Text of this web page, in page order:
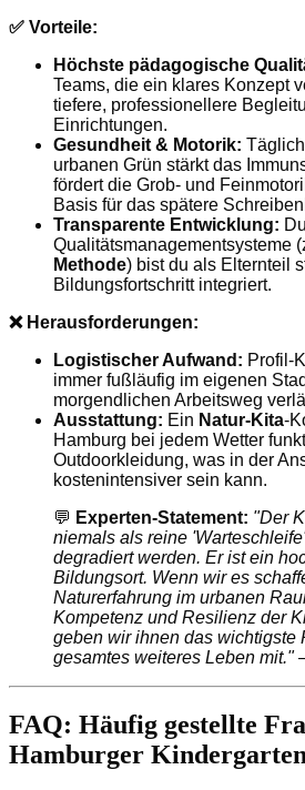
✅ Vorteile:
Höchste pädagogische
Teams, die ein klares Konzept
tiefere, professionellere
Einrichtungen.
Gesundheit & Motorik:
urbanen Grün stärkt das
fördert die Grob- und
Basis für das spätere
Transparente Entwicklung:
Qualitätsmanagementsysteme
Methode) bist du als Elternteil
Bildungsfortschritt integriert.
❌ Herausforderungen:
Logistischer Aufwand: Profil-
immer fußläufig im eigenen
morgendlichen Arbeitsweg
Ausstattung: Ein Natur-Kita-
Hamburg bei jedem Wetter
Outdoorkleidung, was in der
kostenintensiver sein kann.
💬 Experten-Statement: "Der
niemals als reine
degradiert werden. Er ist ein
Bildungsort. Wenn wir es
Naturerfahrung im urbanen
Kompetenz und Resilienz der
geben wir ihnen das wichtigste
gesamtes weiteres Leben mit."
FAQ: Häufig gestellte
Hamburger Kindergarten